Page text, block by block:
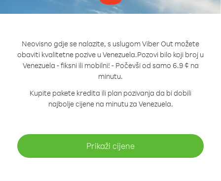
Neovisno gdje se nalazite, s uslugom Viber Out možete
obaviti kvalitetne pozive u Venezuela.Pozovi bilo koji broj u
Venezuela - fiksni ili mobilni! - Počevši od samo 6.9 ¢ na
minutu.
Kupite pakete kredita ili plan pozivanja da bi dobili
najbolje cijene na minutu za Venezuela.
Prikaži cijene